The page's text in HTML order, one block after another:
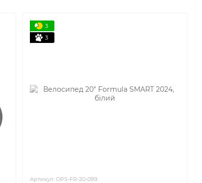
3
3
Артикул: OPS-FR-20-099